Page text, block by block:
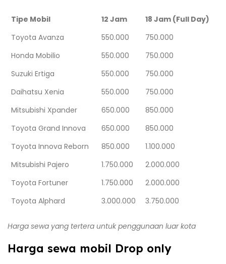
Tipe Mobil 12 Jam
18 Jam (Full Day)
Toyota Avanza
550.000
750.000
Honda Mobilio
550.000
750.000
Suzuki Ertiga
550.000
750.000
Daihatsu Xenia
550.000
750.000
Mitsubishi Xpander
650.000
850.000
Toyota Grand Innova
650.000
850.000
Toyota Innova Reborn
850.000
1.100.000
Mitsubishi Pajero
1.750.000
2.000.000
Toyota Fortuner
1.750.000
2.000.000
Toyota Alphard
3.000.000 3.750.000
Harga sewa yang tertera untuk penggunaan luar kota
Harga sewa mobil Drop only